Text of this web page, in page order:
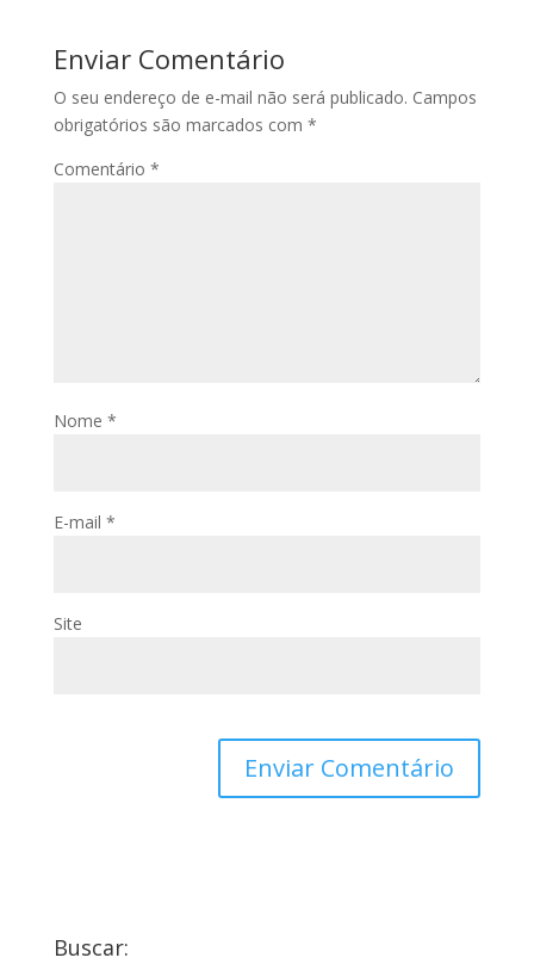
Enviar Comentário
O seu endereço de e-mail não será publicado. Campos
obrigatórios são marcados com *
Comentário *
Nome *
E-mail *
Site
Buscar: